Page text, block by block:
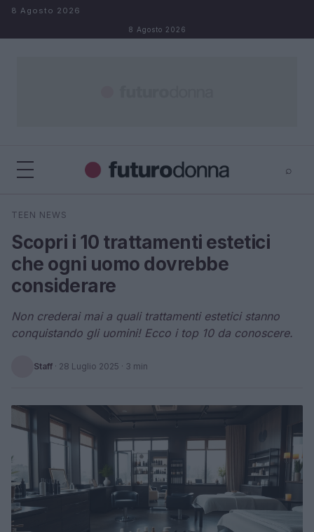
Salta al contenuto
8 Agosto 2026
8 Agosto 2026
⌕
Cerca
TEEN NEWS
Scopri i 10 trattamenti estetici
che ogni uomo dovrebbe
considerare
Non crederai mai a quali trattamenti estetici stanno
conquistando gli uomini! Ecco i top 10 da conoscere.
Staff · 28 Luglio 2025 · 3 min